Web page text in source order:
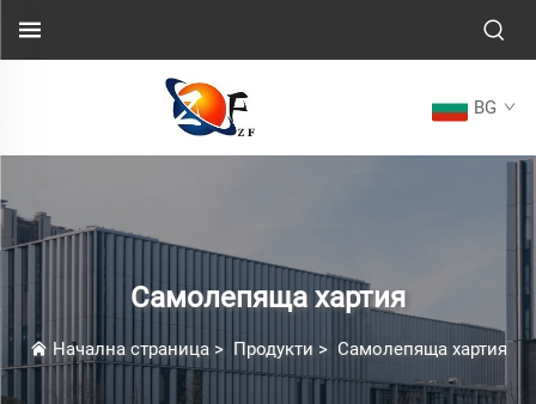
BG
Самолепяща хартия
Начална страница> Продукти > Самолепяща хартия